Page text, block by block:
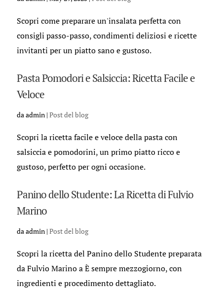
Scopri come preparare un'insalata perfetta con
consigli passo-passo, condimenti deliziosi e ricette
invitanti per un piatto sano e gustoso.
Pasta Pomodori e Salsiccia: Ricetta Facile e
Veloce
daadmin| Post del blog
Scopri la ricetta facile e veloce della pasta con
salsiccia e pomodorini, un primo piatto ricco e
gustoso, perfetto per ogni occasione.
Panino dello Studente: La Ricetta di Fulvio
Marino
daadmin| Post del blog
Scopri la ricetta del Panino dello Studente preparata
da Fulvio Marino a È sempre mezzogiorno, con
ingredienti e procedimento dettagliato.